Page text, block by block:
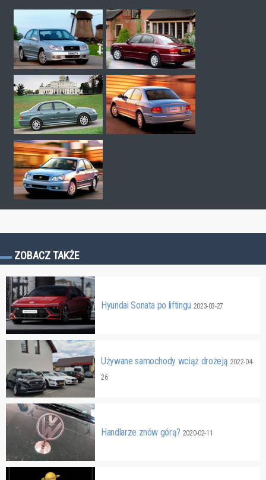
ZOBACZ TAKŻE
Hyundai Sonata po liftingu 2023-03-27
Używane samochody wciąż drożeją 2022-04-
26
Handlarze znów górą? 2020-02-11